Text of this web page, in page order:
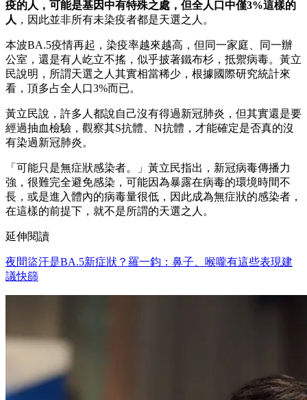
疫的人，可能是基因中有特殊之處，但全人口中僅3%這樣的
人 ，因此並非所有未染疫者都是天選之人。
本波BA.5疫情再起，染疫率越來越高，但同一家庭、同一辦
公室，還是有人屹立不搖，似乎披著鐵布杉，抵禦病毒。黃立
民說明，所謂天選之人其實相當稀少，根據國際研究統計來
看，頂多占全人口3%而已。
黃立民說，許多人都說自己沒有得過新冠肺炎，但其實還是要
經過抽血檢驗，觀察其S抗體、N抗體，才能確定是否真的沒
有染過新冠肺炎。
「可能只是無症狀感染者。」黃立民指出，新冠病毒傳播力
強，很難完全避免感染，可能因為暴露在病毒的環境時間不
長，或是進入體內的病毒量很低，因此成為無症狀的感染者，
在這樣的前提下，就不是所謂的天選之人。
延伸閱讀
夜間盜汗是BA.5新症狀？羅一鈞：鼻子、喉嚨有這些表現建
議快篩